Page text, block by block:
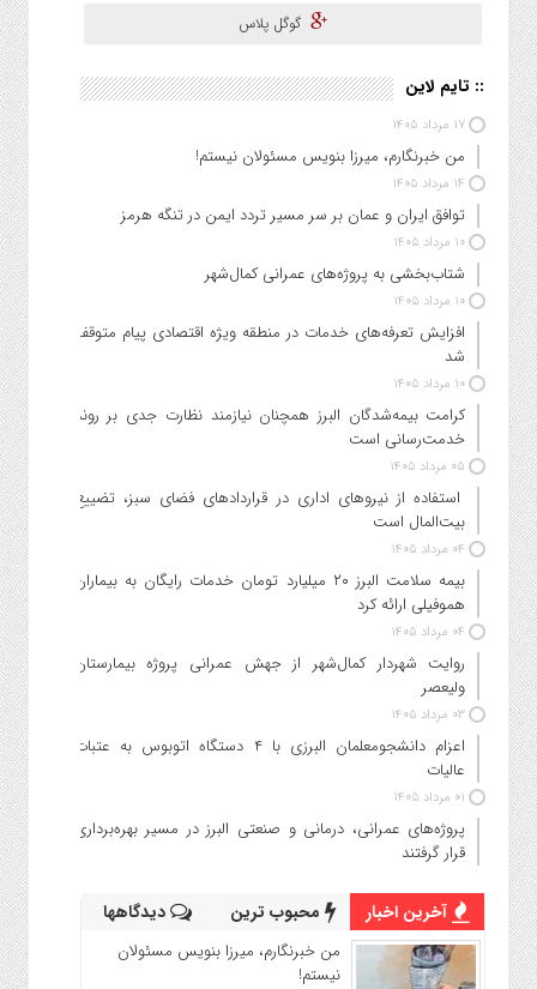
گوگل پلاس
:: تایم لاین
۱۷ مرداد ۱۴۰۵
من خبرنگارم، میرزا بنویس مسئولان نیستم!
۱۴ مرداد ۱۴۰۵
توافق ایران و عمان بر سر مسیر تردد ایمن در تنگه هرمز
۱۰ مرداد ۱۴۰۵
شتاب‌بخشی به پروژه‌های عمرانی کمال‌شهر
۱۰ مرداد ۱۴۰۵
افزایش تعرفه‌های خدمات در منطقه ویژه اقتصادی پیام متوقف
شد
۱۰ مرداد ۱۴۰۵
کرامت بیمه‌شدگان البرز همچنان نیازمند نظارت جدی بر روند
خدمت‌رسانی است
۰۵ مرداد ۱۴۰۵
استفاده از نیروهای اداری در قراردادهای فضای سبز، تضییع
بیت‌المال است
۰۴ مرداد ۱۴۰۵
بیمه سلامت البرز ۲۰ میلیارد تومان خدمات رایگان به بیماران
هموفیلی ارائه کرد
۰۴ مرداد ۱۴۰۵
روایت شهردار کمال‌شهر از جهش عمرانی پروژه بیمارستان
ولیعصر
۰۳ مرداد ۱۴۰۵
اعزام دانشجو‌معلمان البرزی با ۴ دستگاه اتوبوس به عتبات
عالیات
۰۱ مرداد ۱۴۰۵
پروژه‌های عمرانی، درمانی و صنعتی البرز در مسیر بهره‌برداری
قرار گرفتند
آخرین اخبار محبوب ترین دیدگاهها
من خبرنگارم، میرزا بنویس مسئولان
نیستم!